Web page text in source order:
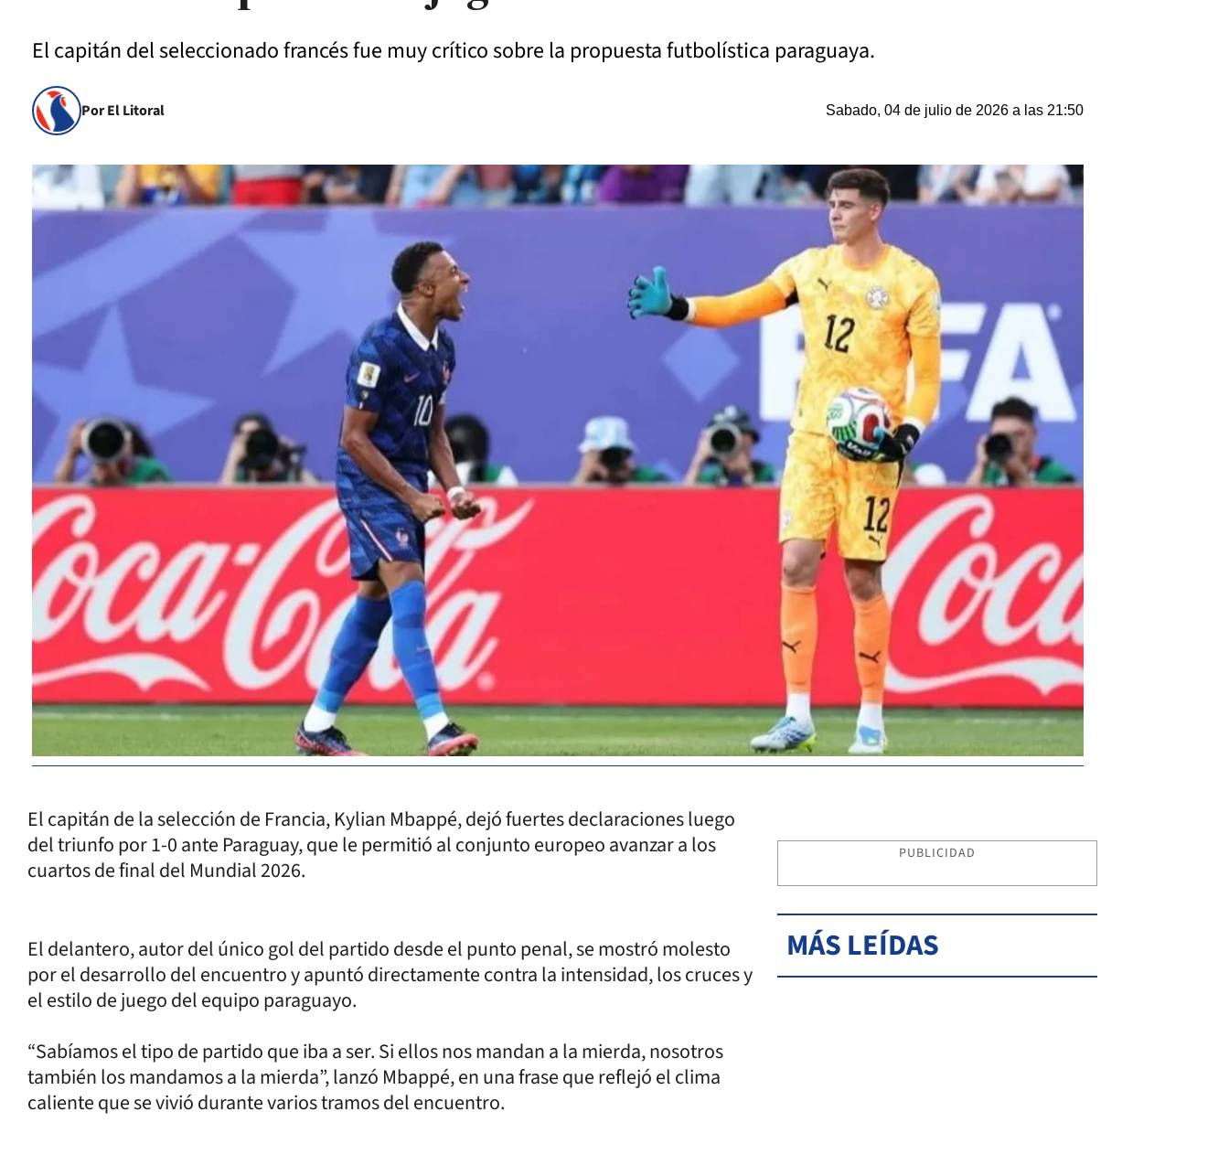
El capitán del seleccionado francés fue muy crítico sobre la propuesta futbolística paraguaya.
Por El Litoral Sabado, 04 de julio de 2026 a las 21:50
El capitán de la selección de Francia, Kylian Mbappé, dejó fuertes declaraciones luego
del triunfo por 1-0 ante Paraguay, que le permitió al conjunto europeo avanzar a los
cuartos de final del Mundial 2026.
El delantero, autor del único gol del partido desde el punto penal, se mostró molesto
por el desarrollo del encuentro y apuntó directamente contra la intensidad, los cruces y
el estilo de juego del equipo paraguayo.
“Sabíamos el tipo de partido que iba a ser. Si ellos nos mandan a la mierda, nosotros
también los mandamos a la mierda”, lanzó Mbappé, en una frase que reflejó el clima
caliente que se vivió durante varios tramos del encuentro.
PUBLICIDAD
MÁS LEÍDAS